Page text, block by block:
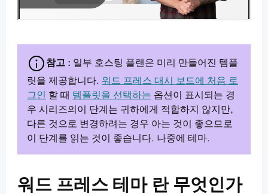
참고 : 일부 호스팅 플랜은 미리 만들어진 템플
릿을 제공합니다. 워드 프레스 대시 보드에 처음 로
그인 할 때 템플릿을 선택하는 옵션이 표시되는 경
우 시리즈의이 단계는 귀하에게 적합하지 않지만,
다른 것으로 변경하려는 경우 아는 것이 좋으므로
이 단계를 읽는 것이 좋습니다. 나중에 테마.
워드 프레스 테마 란 무엇인가